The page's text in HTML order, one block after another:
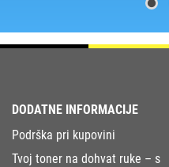
DODATNE INFORMACIJE
Podrška pri kupovini
Tvoj toner na dohvat ruke – s